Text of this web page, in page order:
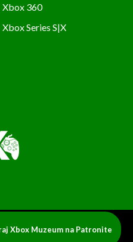
Xbox 360
Xbox Series S|X
UŻYTKOWNIK
© 2025. Xbox
Xbox Muzeum na Patronite